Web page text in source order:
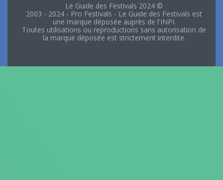
Le Guide des Festivals 2024 ©
2003 - 2024 - Pro Festivals - Le Guide des Festivals est
une marque déposée auprès de l'INPI.
Toutes utilisations ou reproductions sans autorisation de
la marque déposée est strictement interdite.